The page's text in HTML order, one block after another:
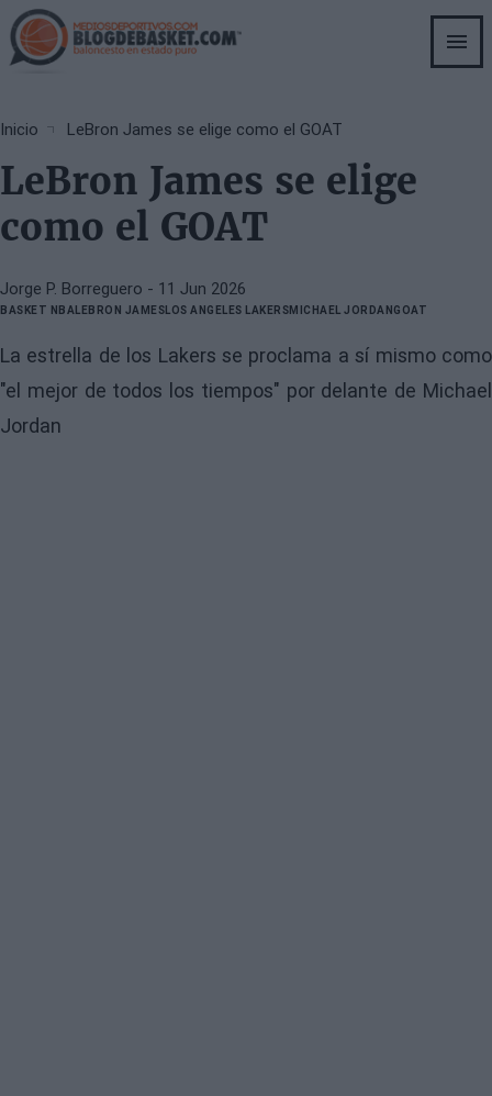
Skip
to
main
Breadcrumb
Inicio LeBron James se elige como el GOAT
LeBron James se elige
como el GOAT
Jorge P. Borreguero - 11 Jun 2026
BASKET NBALEBRON JAMESLOS ANGELES LAKERSMICHAEL JORDANGOAT
La estrella de los Lakers se proclama a sí mismo como
"el mejor de todos los tiempos" por delante de Michael
Jordan